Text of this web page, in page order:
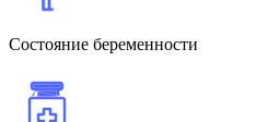
Состояние беременности